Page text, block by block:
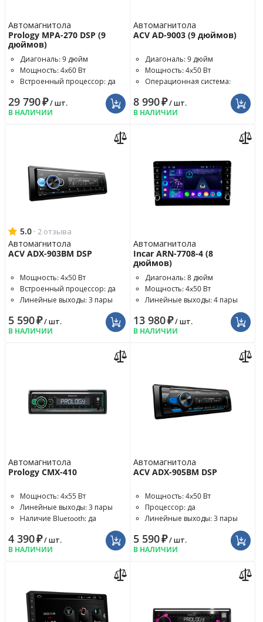
Автомагнитола
Prology MPA-270 DSP (9
дюймов)
Диагональ: 9 дюйм
Мощность: 4x60 Вт
Встроенный процессор: да
29 790₽/ шт.
В НАЛИЧИИ
Автомагнитола
ACV AD-9003 (9 дюймов)
Диагональ: 9 дюйм
Мощность: 4x50 Вт
Операционная система:
8 990₽/ шт.
В НАЛИЧИИ
5.0 · 2 отзыва
Автомагнитола
ACV ADX-903BM DSP
Мощность: 4x50 Вт
Встроенный процессор: да
Линейные выходы: 3 пары
5 590₽/ шт.
В НАЛИЧИИ
Автомагнитола
Incar ARN-7708-4 (8
дюймов)
Диагональ: 8 дюйм
Мощность: 4x50 Вт
Линейные выходы: 4 пары
13 980₽/ шт.
В НАЛИЧИИ
Автомагнитола
Prology CMX-410
Мощность: 4x55 Вт
Линейные выходы: 3 пары
Наличие Bluetooth: да
4 390₽/ шт.
В НАЛИЧИИ
Автомагнитола
ACV ADX-905BM DSP
Мощность: 4x50 Вт
Процессор: да
Линейные выходы: 3 пары
5 590₽/ шт.
В НАЛИЧИИ